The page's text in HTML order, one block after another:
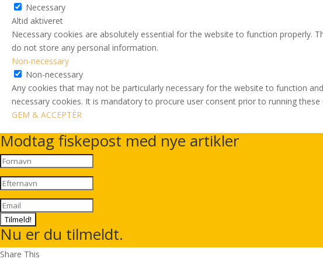
Necessary
Altid aktiveret
Necessary cookies are absolutely essential for the website to function properly.
do not store any personal information.
Non-necessary
Non-necessary
Any cookies that may not be particularly necessary for the website to function
necessary cookies. It is mandatory to procure user consent prior to running
GEM & ACCEPTÈR
Modtag fiskepost med nye artikler
Tilmeld!
Nu er du tilmeldt.
Share This